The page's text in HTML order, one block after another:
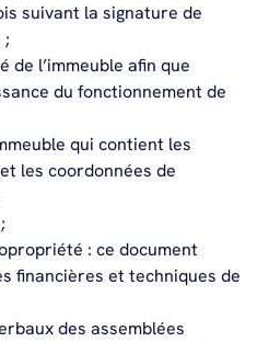
suivant la signature de
;
de l’immeuble afin que
du fonctionnement de
qui contient les
les coordonnées de
: ce document
financières et techniques de
des assemblées